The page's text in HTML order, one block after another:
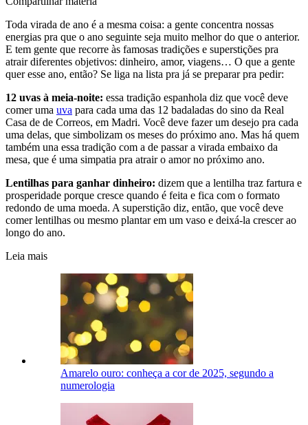
Toda virada de ano é a mesma coisa: a gente concentra nossas
energias pra que o ano seguinte seja muito melhor do que o anterior.
E tem gente que recorre às famosas tradições e superstições pra
atrair diferentes objetivos: dinheiro, amor, viagens… O que a gente
quer esse ano, então? Se liga na lista pra já se preparar pra pedir:
12 uvas à meia-noite: essa tradição espanhola diz que você deve
comer uma uva para cada uma das 12 badaladas do sino da Real
Casa de de Correos, em Madri. Você deve fazer um desejo pra cada
uma delas, que simbolizam os meses do próximo ano. Mas há quem
também una essa tradição com a de passar a virada embaixo da
mesa, que é uma simpatia pra atrair o amor no próximo ano.
Lentilhas para ganhar dinheiro: dizem que a lentilha traz fartura e
prosperidade porque cresce quando é feita e fica com o formato
redondo de uma moeda. A superstição diz, então, que você deve
comer lentilhas ou mesmo plantar em um vaso e deixá-la crescer ao
longo do ano.
Leia mais
Amarelo ouro: conheça a cor de 2025, segundo a
numerologia